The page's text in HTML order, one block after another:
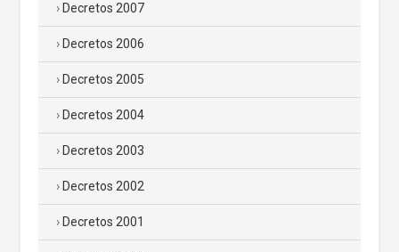
Decretos 2007
Decretos 2006
Decretos 2005
Decretos 2004
Decretos 2003
Decretos 2002
Decretos 2001